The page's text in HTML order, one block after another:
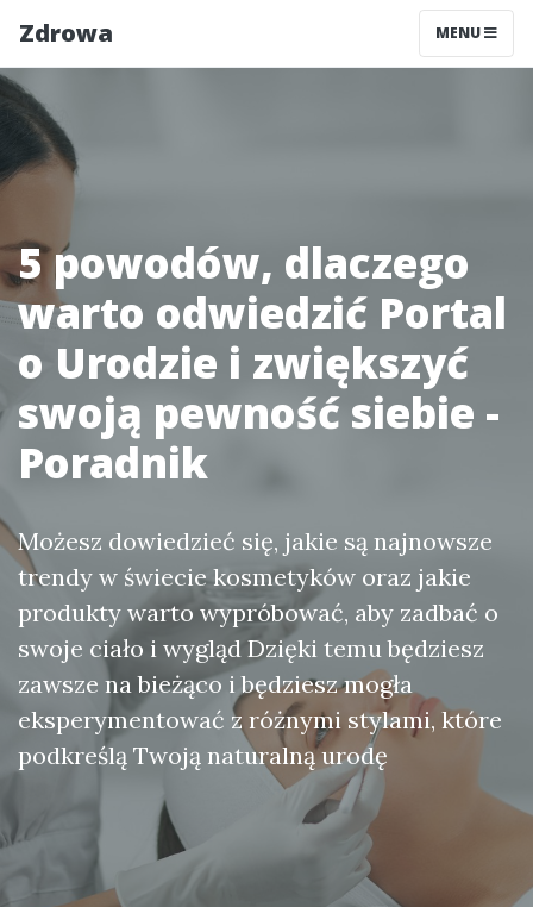
Zdrowa MENU
5 powodów, dlaczego
warto odwiedzić Portal
o Urodzie i zwiększyć
swoją pewność siebie -
Poradnik
Możesz dowiedzieć się, jakie są najnowsze
trendy w świecie kosmetyków oraz jakie
produkty warto wypróbować, aby zadbać o
swoje ciało i wygląd Dzięki temu będziesz
zawsze na bieżąco i będziesz mogła
eksperymentować z różnymi stylami, które
podkreślą Twoją naturalną urodę